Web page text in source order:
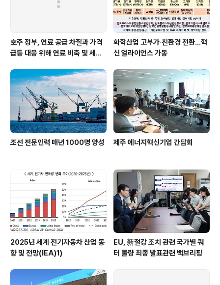
호주 정부, 연료 공급 차질과 가격
급등 대응 위해 연료 비축 및 세제
화학산업 고부가‧친환경 전환…혁
신 얼라이언스 가동
조선 전문인력 매년 1000명 양성 제주 에너지혁신기업 간담회
2025년 세계 전기자동차 산업 동
향 및 전망(IEA)1)
EU, 新철강 조치 관련 국가별 쿼
터 물량 최종 발표관련 백브리핑